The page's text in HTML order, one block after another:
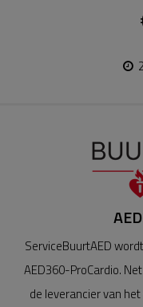
ServiceBuurtAED
AED360-ProCardio.
de leverancier van